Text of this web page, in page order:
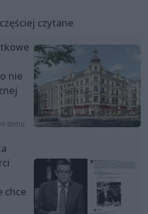
czytane
nie
temu
chce